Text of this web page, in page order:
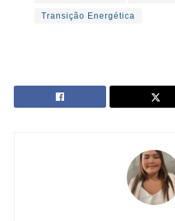
Transição Energética